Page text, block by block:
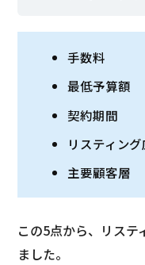
手数料
最低予算額
契約期間
リスティン
主要顧客層
この5点から、リステ
ました。